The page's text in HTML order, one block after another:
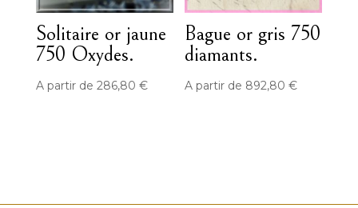
Solitaire or jaune
750 Oxydes.
A partir de 286,80 €
Bague or gris 750
diamants.
A partir de 892,80€